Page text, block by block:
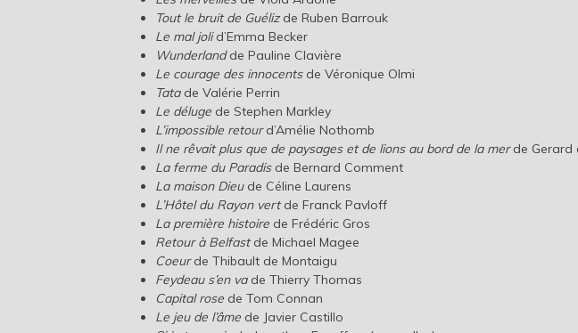
Tout le bruit de Guélizde Ruben Barrouk
Le mal jolid’Emma Becker
Wunderlandde Pauline Clavière
Le courage des innocentsde Véronique Olmi
Tatade Valérie Perrin
Le déluge de Stephen Markley
L’impossible retourd’Amélie Nothomb
Il ne rêvait plus que de paysages et de lions au bord de la merde Gerard
La ferme du Paradisde Bernard Comment
La maison Dieude Céline Laurens
L’Hôtel du Rayon vertde Franck Pavloff
La première histoire de Frédéric Gros
Retour à Belfastde Michael Magee
Coeurde Thibault de Montaigu
Feydeau s’en vade Thierry Thomas
Capital rose de Tom Connan
Le jeu de l’âme de Javier Castillo